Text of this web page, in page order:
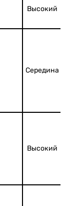
Высокий
Середина
Высокий